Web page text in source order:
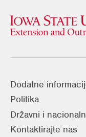
Dodatne
Politika
Državni i
Kontaktirajte nas